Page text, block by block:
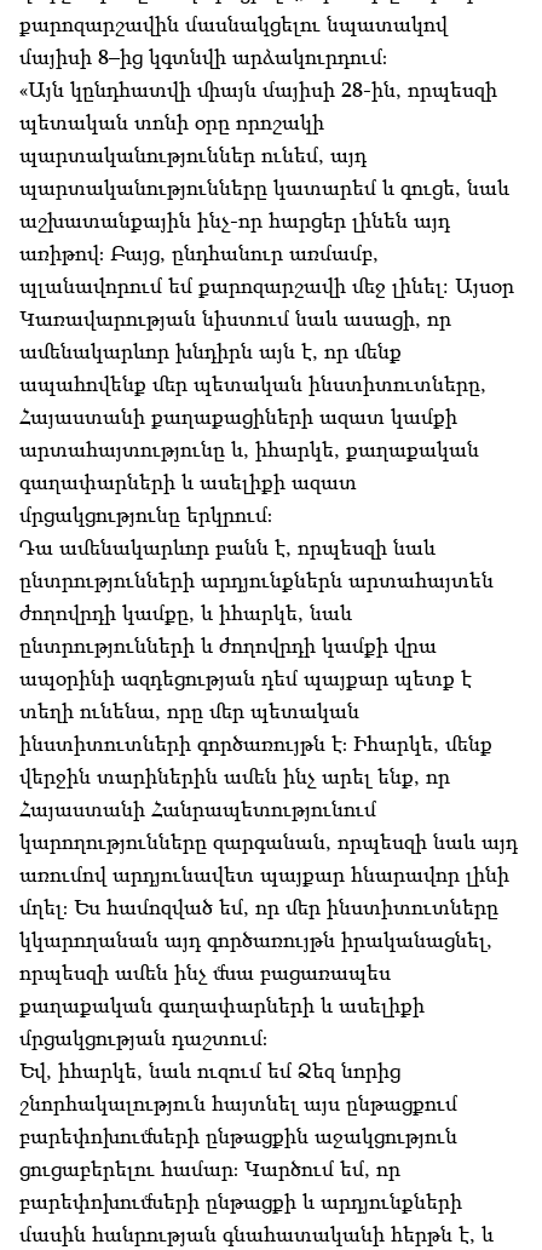
քարոզարշավին մասնակցելու նպատակով
մայիսի 8–ից կգտնվի արձակուրդում։
«Այն կընդհատվի միայն մայիսի 28-ին, որպեսզի
պետական տոնի օրը որոշակի
պարտականություններ ունեմ, այդ
պարտականությունները կատարեմ և գուցե, նաև
աշխատանքային ինչ-որ հարցեր լինեն այդ
առիթով։ Բայց, ընդհանուր առմամբ,
պլանավորում եմ քարոզարշավի մեջ լինել: Այսօր
Կառավարության նիստում նաև ասացի, որ
ամենակարևոր խնդիրն այն է, որ մենք
ապահովենք մեր պետական ինստիտուտները,
Հայաստանի քաղաքացիների ազատ կամքի
արտահայտությունը և, իհարկե, քաղաքական
գաղափարների և ասելիքի ազատ
մրցակցությունը երկրում։
Դա ամենակարևոր բանն է, որպեսզի նաև
ընտրությունների արդյունքներն արտահայտեն
ժողովրդի կամքը, և իհարկե, նաև
ընտրությունների և ժողովրդի կամքի վրա
ապօրինի ազդեցության դեմ պայքար պետք է
տեղի ունենա, որը մեր պետական
ինստիտուտների գործառույթն է։ Իհարկե, մենք
վերջին տարիներին ամեն ինչ արել ենք, որ
Հայաստանի Հանրապետությունում
կարողությունները զարգանան, որպեսզի նաև այդ
առումով արդյունավետ պայքար հնարավոր լինի
մղել։ Ես համոզված եմ, որ մեր ինստիտուտները
կկարողանան այդ գործառույթն իրականացնել,
որպեսզի ամեն ինչ մնա բացառապես
քաղաքական գաղափարների և ասելիքի
մրցակցության դաշտում։
Եվ, իհարկե, նաև ուզում եմ Ձեզ նորից
շնորհակալություն հայտնել այս ընթացքում
բարեփոխումների ընթացքին աջակցություն
ցուցաբերելու համար։ Կարծում եմ, որ
բարեփոխումների ընթացքի և արդյունքների
մասին հանրության գնահատականի հերթն է, և